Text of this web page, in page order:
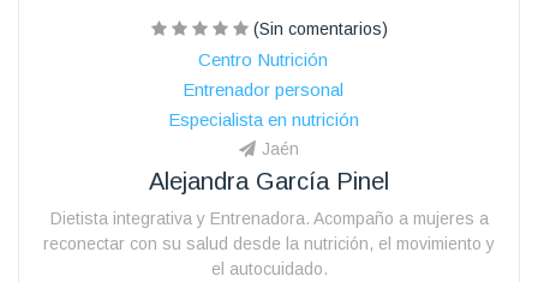
(Sin comentarios)
Centro Nutrición
Entrenador personal
Especialista en nutrición
Jaén
Alejandra García Pinel
Dietista integrativa y Entrenadora. Acompaño a mujeres a
reconectar con su salud desde la nutrición, el movimiento y
el autocuidado.